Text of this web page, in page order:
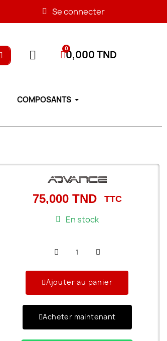
Se connecter
0,000 TND
COMPOSANTS
75,000 TND TTC
En stock
Ajouter au panier
Acheter maintenant